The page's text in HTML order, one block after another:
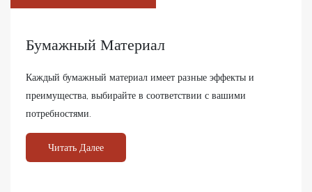
Бумажный Материал
Каждый бумажный материал имеет разные эффекты и
преимущества, выбирайте в соответствии с вашими
потребностями.
Читать Далее